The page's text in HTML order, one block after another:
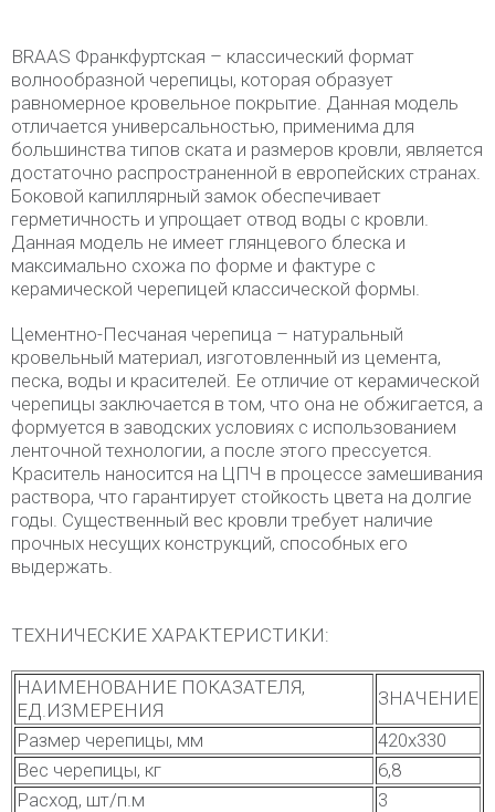
BRAAS Франкфуртская – классический формат
волнообразной черепицы, которая образует
равномерное кровельное покрытие. Данная модель
отличается универсальностью, применима для
большинства типов ската и размеров кровли, является
достаточно распространенной в европейских странах.
Боковой капиллярный замок обеспечивает
герметичность и упрощает отвод воды с кровли.
Данная модель не имеет глянцевого блеска и
максимально схожа по форме и фактуре с
керамической черепицей классической формы.
Цементно-Песчаная черепица – натуральный
кровельный материал, изготовленный из цемента,
песка, воды и красителей. Ее отличие от керамической
черепицы заключается в том, что она не обжигается, а
формуется в заводских условиях с использованием
ленточной технологии, а после этого прессуется.
Краситель наносится на ЦПЧ в процессе замешивания
раствора, что гарантирует стойкость цвета на долгие
годы. Существенный вес кровли требует наличие
прочных несущих конструкций, способных его
выдержать.
ТЕХНИЧЕСКИЕ ХАРАКТЕРИСТИКИ:
НАИМЕНОВАНИЕ ПОКАЗАТЕЛЯ,
ЕД.ИЗМЕРЕНИЯ
ЗНАЧЕНИЕ
Размер черепицы, мм
420х330
Вес черепицы, кг
6,8
Расход, шт/п.м
3